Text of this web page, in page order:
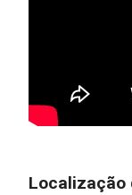
Localização